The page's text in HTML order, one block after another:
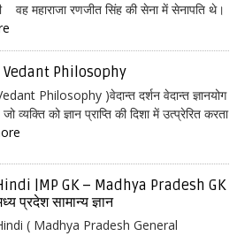
वह महाराजा रणजीत सिंह की सेना में सेनापति थे।
| Vedant Philosophy
Philosophy )वेदान्त दर्शन वेदान्त ज्ञानयोग
व्यक्ति को ज्ञान प्राप्ति की दिशा में उत्प्रेरित करता
|MP GK – Madhya Pradesh GK
प्रदेश सामान्य ज्ञान
( Madhya Pradesh General